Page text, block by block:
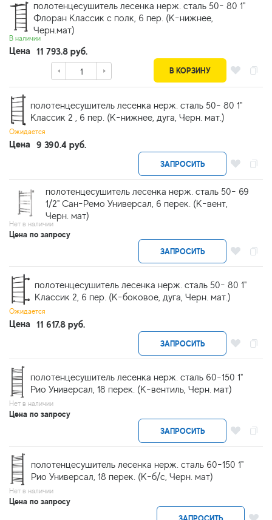
полотенцесушитель лесенка нерж. сталь 50- 80 1"
Флоран Классик с полк, 6 пер. (К-нижнее,
Черн.мат)
В наличии
Цена 11 793.8 руб.
В КОРЗИНУ
полотенцесушитель лесенка нерж. сталь 50- 80 1"
Классик 2 , 6 пер. (К-нижнее, дуга, Черн. мат.)
Ожидается
Цена 9 390.4 руб.
ЗАПРОСИТЬ
полотенцесушитель лесенка нерж. сталь 50- 69
1/2" Сан-Ремо Универсал, 6 перек. (К-вент,
Черн. мат)
Нет в наличии
Цена по запросу
ЗАПРОСИТЬ
полотенцесушитель лесенка нерж. сталь 50- 80 1"
Классик 2, 6 пер. (К-боковое, дуга, Черн. мат.)
Ожидается
Цена 11 617.8 руб.
ЗАПРОСИТЬ
полотенцесушитель лесенка нерж. сталь 60-150 1"
Рио Универсал, 18 перек. (К-вентиль, Черн. мат)
Нет в наличии
Цена по запросу
ЗАПРОСИТЬ
полотенцесушитель лесенка нерж. сталь 60-150 1"
Рио Универсал, 18 перек. (К-б/с, Черн. мат)
Нет в наличии
Цена по запросу
ЗАПРОСИТЬ